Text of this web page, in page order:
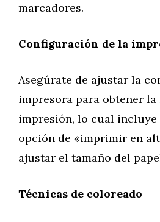
marcadores.
Configuración de la
Asegúrate de ajustar la
impresora para obtener
impresión, lo cual
opción de «imprimir en
ajustar el tamaño del
Técnicas de coloreado